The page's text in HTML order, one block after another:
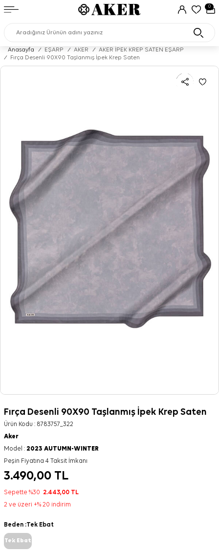
0
Anasayfa / EŞARP / AKER /
AKER İPEK KREP SATEN EŞARP
/
Fırça Desenli 90X90 Taşlanmış İpek Krep Saten
Fırça Desenli 90X90 Taşlanmış İpek Krep Saten
Ürün Kodu : 8783757_322
Aker
Model : 2023 AUTUMN-WINTER
Peşin Fiyatına 4 Taksit İmkanı
3.490,00 TL
Sepette %30 2.443,00 TL
2 ve üzeri +% 20 indirim
Beden :Tek Ebat
Tek Ebat